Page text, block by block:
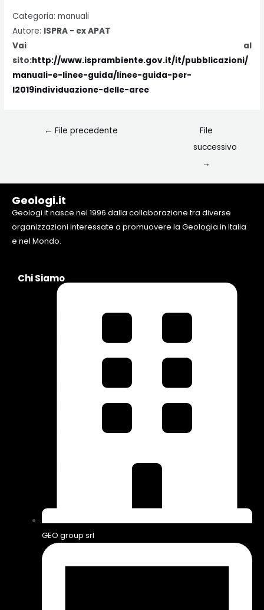
Categoria: manuali
Autore: ISPRA - ex APAT
Vai al
sito:http://www.isprambiente.gov.it/it/pubblicazioni/
manuali-e-linee-guida/linee-guida-per-
l2019individuazione-delle-aree
← File precedente
File
successivo
→
Geologi.it
Geologi.it nasce nel 1996 dalla collaborazione tra diverse
organizzazioni interessate a promuovere la Geologia in Italia
e nel Mondo.
Chi Siamo
GEO group srl